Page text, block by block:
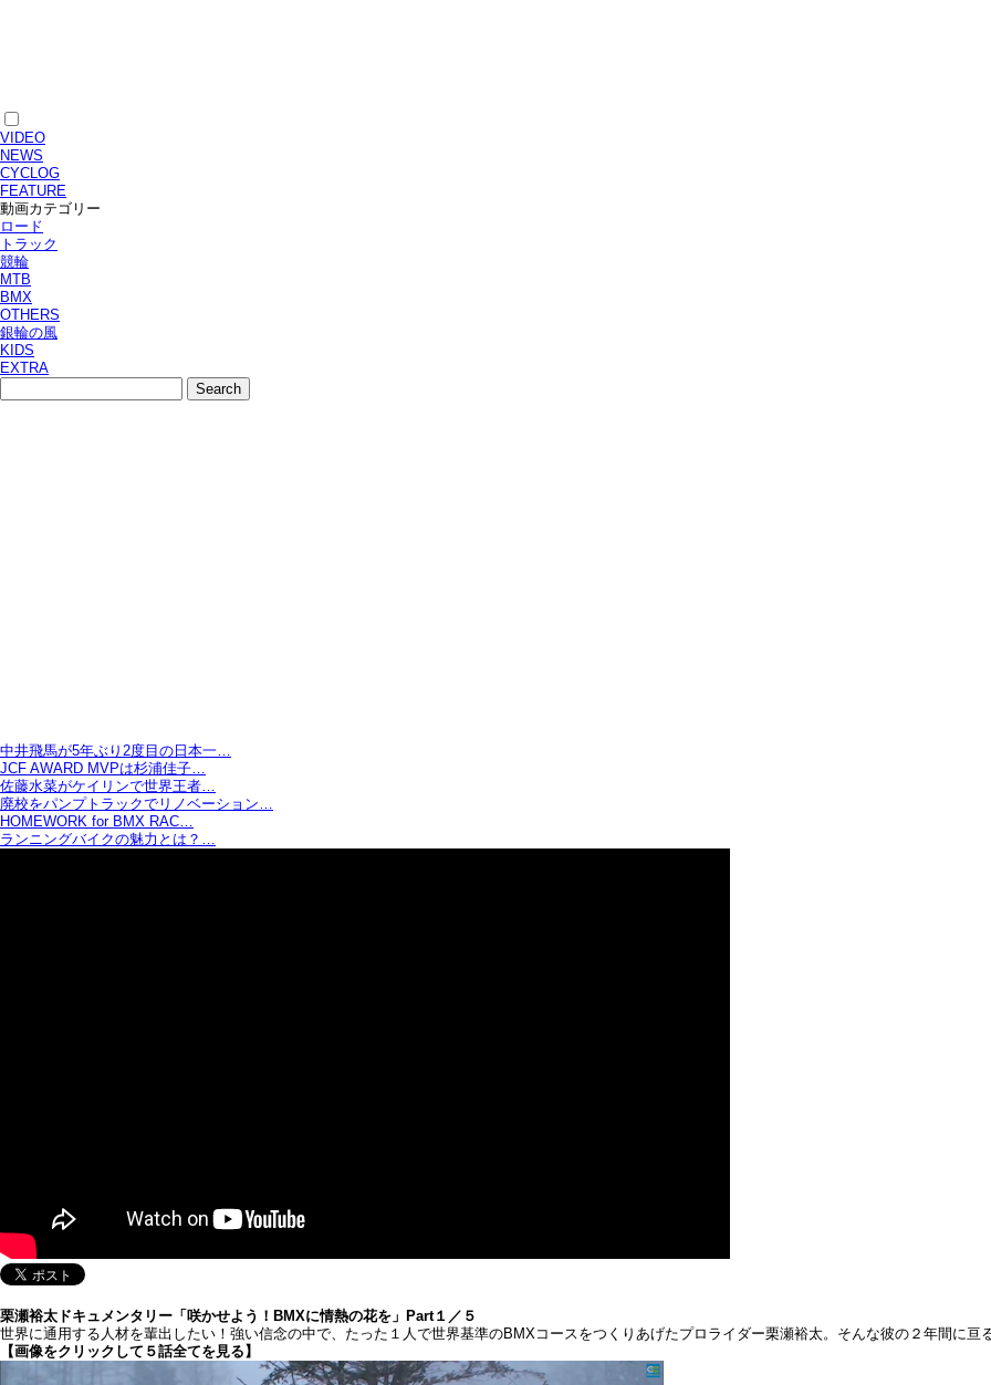
VIDEO
NEWS
CYCLOG
FEATURE
動画カテゴリー
ロード
トラック
競輪
MTB
BMX
OTHERS
銀輪の風
KIDS
EXTRA
中井飛馬が5年ぶり2度目の日本一…
JCF AWARD MVPは杉浦佳子…
佐藤水菜がケイリンで世界王者…
廃校をパンプトラックでリノベーション…
HOMEWORK for BMX RAC…
ランニングバイクの魅力とは？…
栗瀬裕太ドキュメンタリー「咲かせよう！BMXに情熱の花を」Part１／５
世界に通用する人材を輩出したい！強い信念の中で、たった１人で世界基準のBMXコースをつくりあげたプロライダー栗瀬裕太。そんな彼の２年間に亘
【画像をクリックして５話全てを見る】